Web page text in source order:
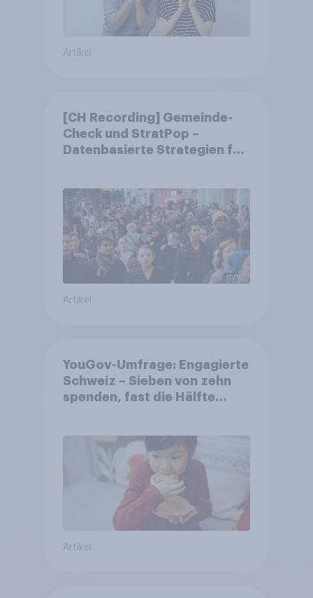
Artikel
[CH Recording] Gemeinde-
Check und StratPop –
Datenbasierte Strategien für
Artikel
YouGov-Umfrage: Engagierte
Schweiz – Sieben von zehn
spenden, fast die Hälfte
Artikel